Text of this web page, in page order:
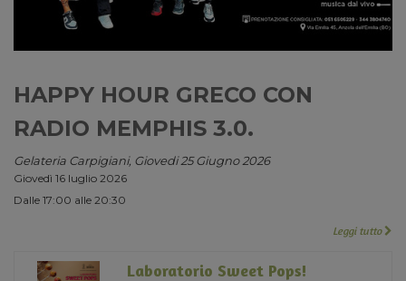
HAPPY HOUR GRECO CON
RADIO MEMPHIS 3.0.
Gelateria Carpigiani, Giovedi 25 Giugno 2026
Giovedì 16 luglio 2026
Dalle 17:00 alle 20:30
Leggi tutto
Laboratorio Sweet Pops!